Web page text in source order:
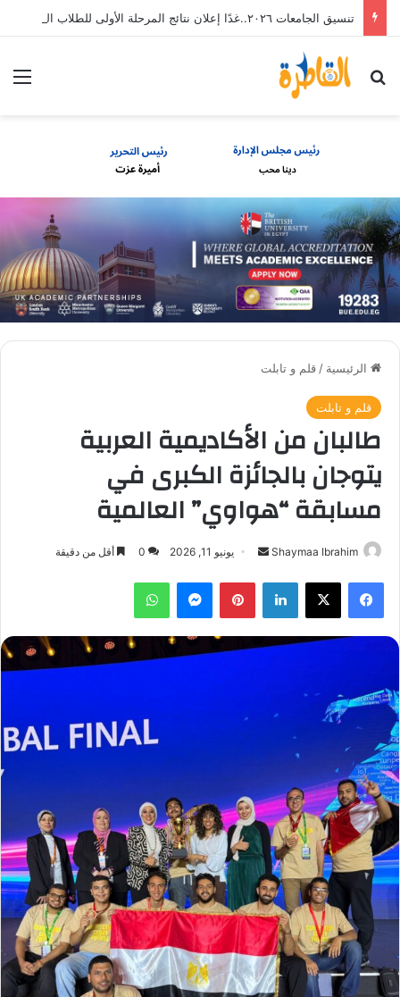
بحث عن
الرئيسية / قلم و تابلت
قلم و تابلت
طالبان من الأكاديمية العربية
يتوجان بالجائزة الكبرى في
مسابقة “هواوي” العالمية
Shaymaa Ibrahim
أرسل
إلكترونيا
يونيو 11, 2026 0 أقل من دقيقة
فيسبوك ‫X لينكدإن بينتيريستماسنجر واتساب